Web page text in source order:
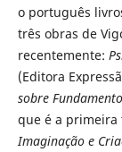
o português
três obras de
recentemente:
(Editora
sobre
que é a primeira
Imaginação e